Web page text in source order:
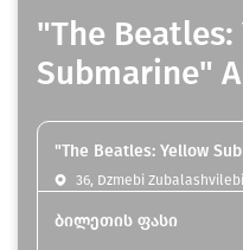
"The Beatles:
Submarine"
"The Beatles: Yellow
36, Dzmebi
ბილეთის ფასი